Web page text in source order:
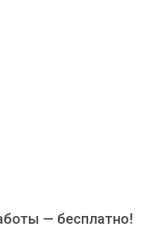
— бесплатно!